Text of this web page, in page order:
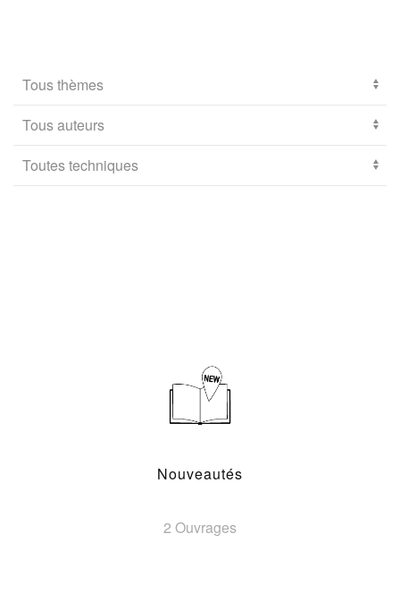
Nouveautés
2 Ouvrages